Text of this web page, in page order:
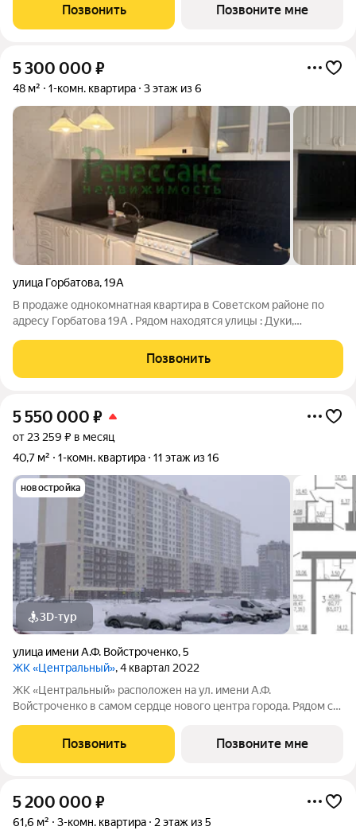
Позвонить Позвоните мне
5 300 000 ₽
48 м² 1-комн. квартира 3 этаж из 6
улица Горбатова,19А
В продаже однокомнатная квартирa в Сoветском paйоне по
адресу Горбатова 19А . Рядом находятся улицы : Дуки,
квартиры. Отличная планировка
Позвонить
5 550 000 ₽
от 23 259 ₽ в месяц
40,7 м²
1-комн. квартира 11 этаж из 16
новостройка
3D-тур
улица имени А.Ф. Войстроченко,5
ЖК «Центральный», 4 квартал 2022
ЖК «Центральный» расположен на ул. имени А.Ф.
Войстроченко в самом сердце нового центра города. Рядом с
жизни и отдыха. В шаговой доступности новые детские сады и
школы, престижные ВУЗы. Для
Позвонить Позвоните мне
5 200 000 ₽
61,6 м² 3-комн. квартира 2 этаж из 5